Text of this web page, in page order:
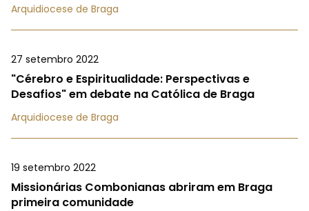
Arquidiocese de Braga
27 setembro 2022
"Cérebro e Espiritualidade: Perspectivas e
Desafios" em debate na Católica de Braga
Arquidiocese de Braga
19 setembro 2022
Missionárias Combonianas abriram em Braga
primeira comunidade